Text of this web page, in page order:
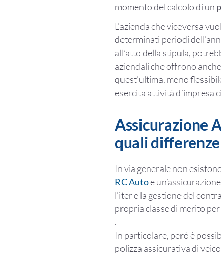
momento del calcolo di un
L’azienda che viceversa
determinati periodi
all’atto della stipula,
aziendali che offrono
quest’ultima, meno
esercita attività d’impresa
Assicurazione
quali differenze
In via generale non
RC Autoe
l’iter e la gestione del
propria classe di merito
.
In particolare, però è
polizza assicurativa di